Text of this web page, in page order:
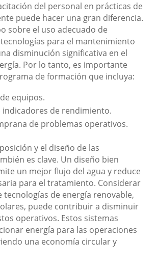
del personal en prácticas de
puede hacer una gran diferencia.
sobre el uso adecuado de
para el mantenimiento
disminución significativa en el
Por lo tanto, es importante
de formación que incluya:
equipos.
de rendimiento.
de problemas operativos.
y el diseño de las
es clave. Un diseño bien
un mejor flujo del agua y reduce
para el tratamiento. Considerar
tecnologías de energía renovable,
puede contribuir a disminuir
operativos. Estos sistemas
energía para las operaciones
una economía circular y